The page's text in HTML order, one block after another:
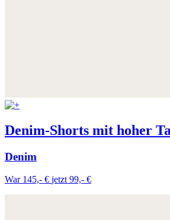
Denim-Shorts mit hoher
Denim
War 145,- € jetzt 99,- €